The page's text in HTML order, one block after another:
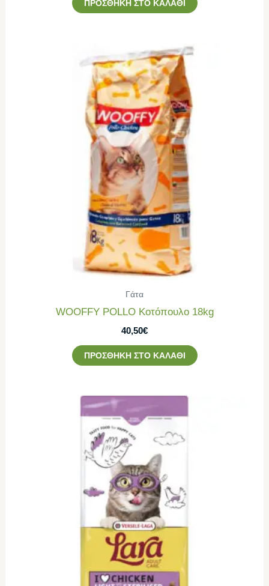
ΠΡΟΣΘΉΚΗ ΣΤΟ ΚΑΛΆΘΙ
Γάτα
WOOFFY POLLO Κοτόπουλο 18kg
40,50€
ΠΡΟΣΘΉΚΗ ΣΤΟ ΚΑΛΆΘΙ